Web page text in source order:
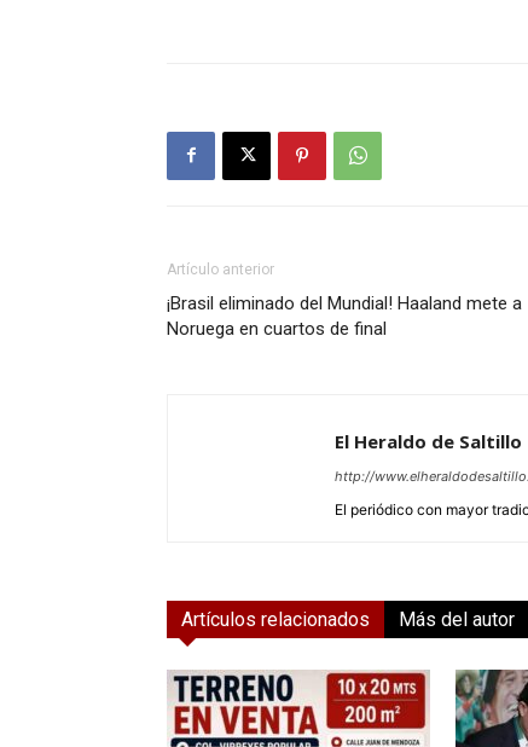
Artículo anterior
¡Brasil eliminado del Mundial! Haaland mete a
Noruega en cuartos de final
El Heraldo de Saltillo
http://
El periódico con mayor
Artículos relacionados Más del autor